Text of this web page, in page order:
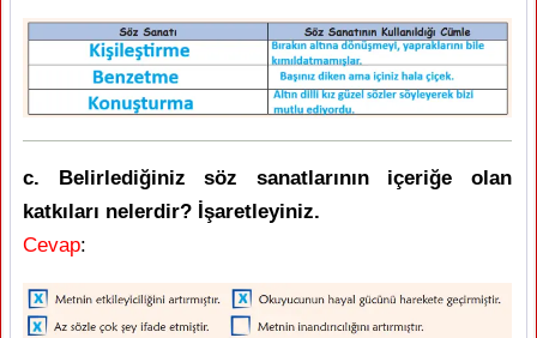
c. Belirlediğiniz söz sanatlarının içeriğe olan
katkıları nelerdir? İşaretleyiniz.
Cevap: